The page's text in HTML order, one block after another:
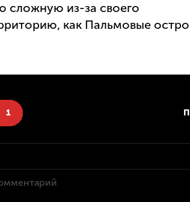
сложную из-за своего
как Пальмовые
1